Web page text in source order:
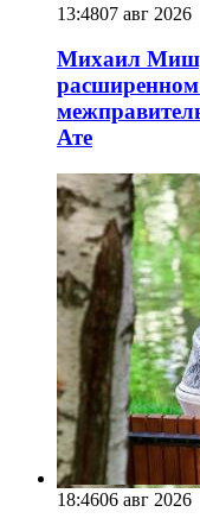
13:4807 авг 2026
Михаил
расширенном
Ате
18:4606 авг 2026